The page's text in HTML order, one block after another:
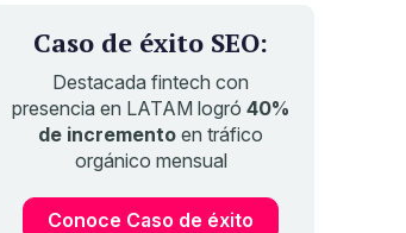
Caso de éxito SEO:
Destacada fintech con
presencia en LATAM logró 40%
de incremento en tráfico
orgánico mensual
Conoce Caso de éxito